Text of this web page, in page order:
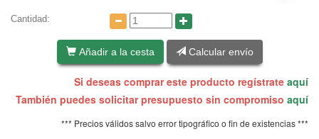
Cantidad:
Añadir a la cesta Calcular envío
Si deseas comprar este producto regístrate aquí
También puedes solicitar presupuesto sin compromiso aquí
*** Precios válidos salvo error tipográfico o fin de existencias ***